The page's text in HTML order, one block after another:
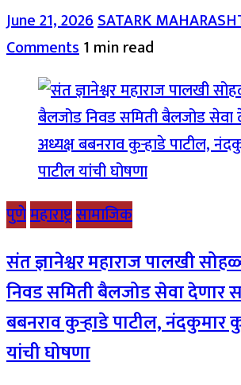
June 21, 2026SATARK
Comments1 min read
पुणेमहाराष्ट्रसामाजिक
संत ज्ञानेश्वर महाराज पालखी
निवड समिती बैलजोड सेवा देणार
बबनराव कुऱ्हाडे पाटील, नंदकुमार
यांची घोषणा